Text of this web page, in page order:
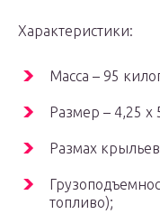
Характеристики:
Масса – 95
Размер – 4,25 х
Размах
топливо);